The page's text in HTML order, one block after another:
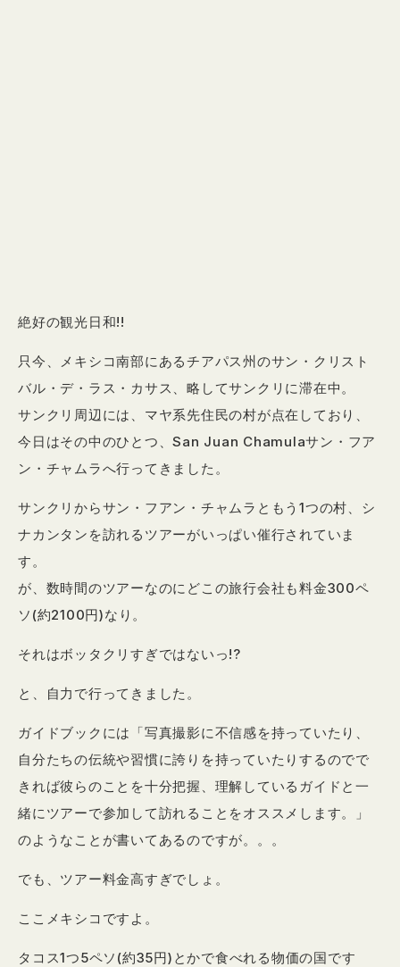
絶好の観光日和!!
只今、メキシコ南部にあるチアパス州のサン・クリスト
バル・デ・ラス・カサス、略してサンクリに滞在中。
サンクリ周辺には、マヤ系先住民の村が点在しており、
今日はその中のひとつ、San Juan Chamulaサン・フア
ン・チャムラへ行ってきました。
サンクリからサン・フアン・チャムラともう1つの村、シ
ナカンタンを訪れるツアーがいっぱい催行されていま
す。
が、数時間のツアーなのにどこの旅行会社も料金300ペ
ソ(約2100円)なり。
それはボッタクリすぎではないっ!?
と、自力で行ってきました。
ガイドブックには「写真撮影に不信感を持っていたり、
自分たちの伝統や習慣に誇りを持っていたりするのでで
きれば彼らのことを十分把握、理解しているガイドと一
緒にツアーで参加して訪れることをオススメします。」
のようなことが書いてあるのですが。。。
でも、ツアー料金高すぎでしょ。
ここメキシコですよ。
タコス1つ5ペソ(約35円)とかで食べれる物価の国です